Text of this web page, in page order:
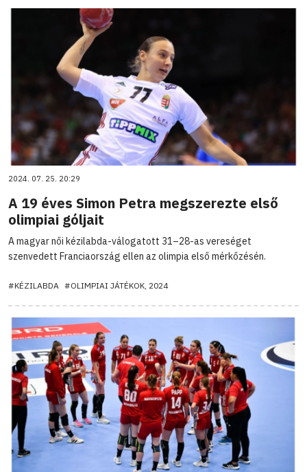
2024. 07. 25. 20:29
A 19 éves Simon Petra megszerezte első
olimpiai góljait
A magyar női kézilabda-válogatott 31–28-as vereséget
szenvedett Franciaország ellen az olimpia első mérkőzésén.
#KÉZILABDA #OLIMPIAI JÁTÉKOK, 2024